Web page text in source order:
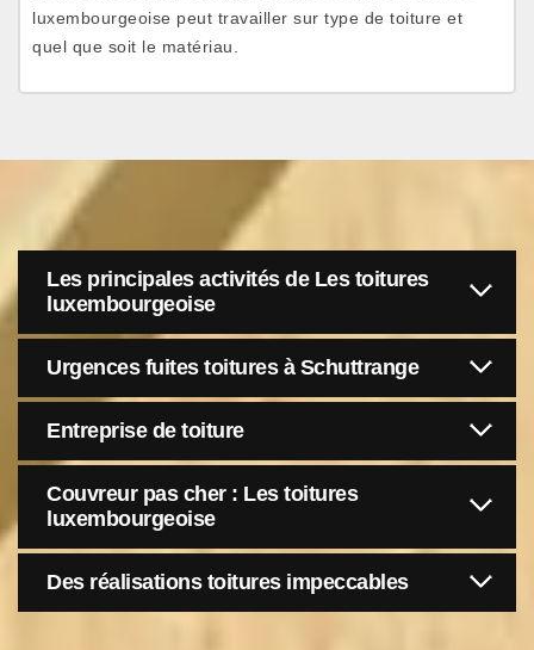
luxembourgeoise peut travailler sur type de toiture et
quel que soit le matériau.
Les principales activités de Les toitures
luxembourgeoise
Urgences fuites toitures à Schuttrange
Entreprise de toiture
Couvreur pas cher : Les toitures
luxembourgeoise
Des réalisations toitures impeccables